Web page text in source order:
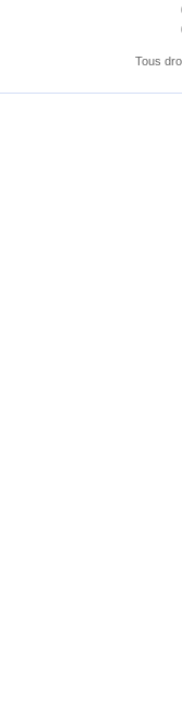
Tous